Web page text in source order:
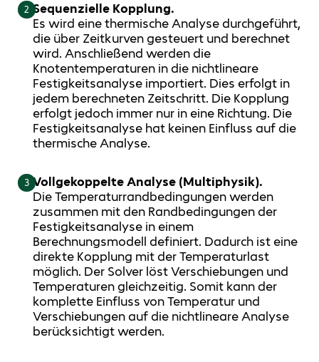
2 Sequenzielle Kopplung.
Es wird eine thermische Analyse durchgeführt,
die über Zeitkurven gesteuert und berechnet
wird. Anschließend werden die
Knotentemperaturen in die nichtlineare
Festigkeitsanalyse importiert. Dies erfolgt in
jedem berechneten Zeitschritt. Die Kopplung
erfolgt jedoch immer nur in eine Richtung. Die
Festigkeitsanalyse hat keinen Einfluss auf die
thermische Analyse.
3 Vollgekoppelte Analyse (Multiphysik).
Die Temperaturrandbedingungen werden
zusammen mit den Randbedingungen der
Festigkeitsanalyse in einem
Berechnungsmodell definiert. Dadurch ist eine
direkte Kopplung mit der Temperaturlast
möglich. Der Solver löst Verschiebungen und
Temperaturen gleichzeitig. Somit kann der
komplette Einfluss von Temperatur und
Verschiebungen auf die nichtlineare Analyse
berücksichtigt werden.